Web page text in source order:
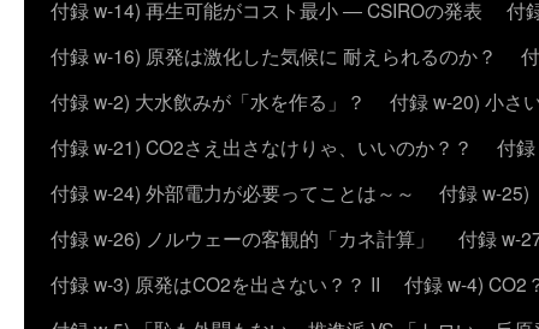
付録 w-14) 再生可能がコスト最小 ― CSIROの発表
付
付録 w-16) 原発は激化した気候に 耐えられるのか？
付録 w-2) 大水飲みが「水を作る」？
付録 w-20) 小さ
付録 w-21) CO2さえ出さなけりゃ、いいのか？？
付
付録 w-24) 外部電力が必要ってことは～～
付録 w-25)
付録 w-26) ノルウェーの客観的「カネ計算」
付録 w-
付録 w-3) 原発はCO2を出さない？？ II
付録 w-4) CO2